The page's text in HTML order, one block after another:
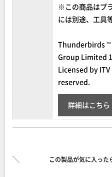
※この商品はプ
には別途、工具
Thunderbirds
Group Limited
Licensed by
reserved.
詳細はこちら
この製品が気に入った